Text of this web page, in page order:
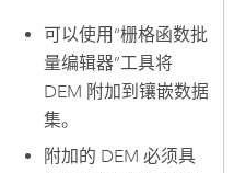
可以使用“栅格函数批
量编辑器”工具将
DEM 附加到镶嵌数据
集。
附加的 DEM 必须具